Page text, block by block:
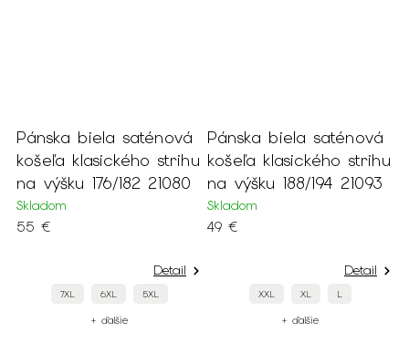
Pánska biela saténová
košeľa klasického strihu
na výšku 176/182 21080
Skladom
55 €
Detail
7XL 6XL 5XL
+ ďalšie
Pánska biela saténová
košeľa klasického strihu
na výšku 188/194 21093
Skladom
49 €
Detail
XXL XL L
+ ďalšie